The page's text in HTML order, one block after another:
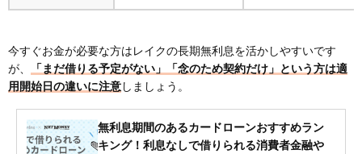
今すぐお金が必要な方はレイクの長期無利息を活かしやすいです
が、
「まだ借りる予定がない」「念のため契約だけ」という方は適
用開始日の違いに注意 しましょう。
無利息期間のあるカードローンおすすめラン
キング！利息なしで借りられる消費者金融や